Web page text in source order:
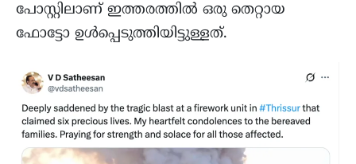
പോസ്റ്റിലാണ് ഇത്തരത്തിൽ ഒരു തെറ്റായ
ഫോട്ടോ ഉൾപ്പെടുത്തിയിട്ടുള്ളത്.